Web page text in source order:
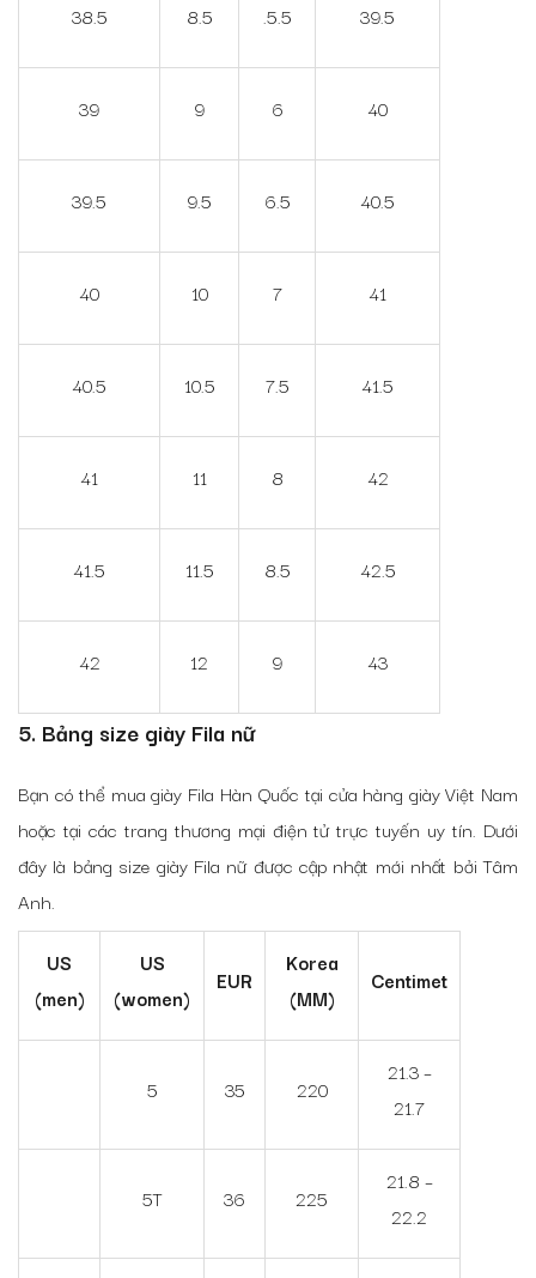
38.5 8.5 .5.5 39.5
39 9 6 40
39.5 9.5 6.5 40.5
40 10 7 41
40.5 10.5 7.5 41.5
41 11 8 42
41.5 11.5 8.5 42.5
42 12 9 43
5. Bảng size giày Fila nữ
Bạn có thể mua giày Fila Hàn Quốc tại cửa hàng giày Việt Nam
hoặc tại các trang thương mại điện tử trực tuyến uy tín. Dưới
đây là bảng size giày Fila nữ được cập nhật mới nhất bởi Tâm
Anh.
US
(men)
US
(women)
EUR
Korea
(MM)
Centimet
5 35 220
21.3 –
21.7
5T 36 225
21.8 –
22.2